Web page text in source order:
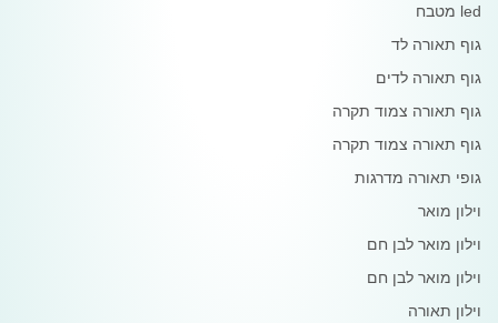
led מטבח
גוף תאורה לד
גוף תאורה לדים
גוף תאורה צמוד תקרה
גוף תאורה צמוד תקרה
גופי תאורה מדרגות
וילון מואר
וילון מואר לבן חם
וילון מואר לבן חם
וילון תאורה